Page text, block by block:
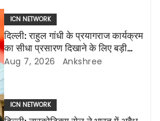
ICN NETWORK
दिल्ली: राहुल गांधी के प्रयागराज कार्यक्रम
का सीधा प्रसारण दिखाने के लिए बड़ी
एलईडी स्क्रीन लगाई जाएंगी
Aug 7, 2026 Ankshree
ICN NETWORK